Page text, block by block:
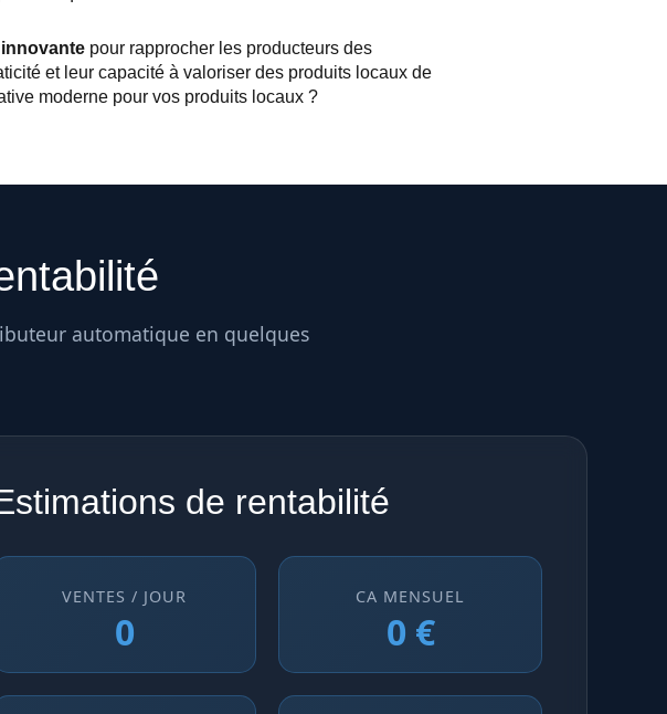
pour rapprocher les producteurs des
et leur capacité à valoriser des produits locaux de
moderne pour vos produits locaux ?
automatique en quelques
de rentabilité
VENTES / JOUR
0
CA MENSUEL
0 €